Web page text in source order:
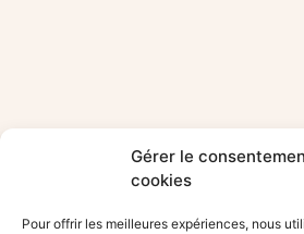
Gérer le
cookies
Pour offrir les meilleures expériences, nous